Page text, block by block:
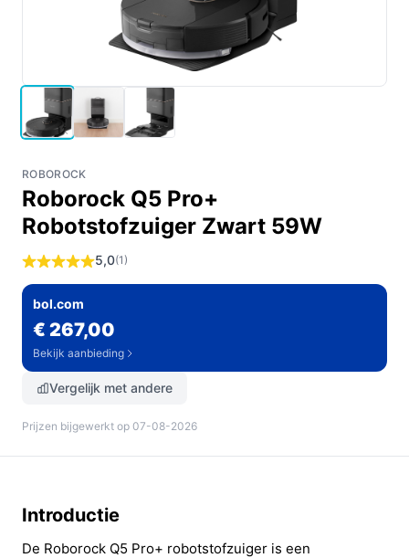
ROBOROCK
Roborock Q5 Pro+
Robotstofzuiger Zwart 59W
5,0(1)
bol.com
€ 267,00
Bekijk aanbieding
Vergelijk met andere
Prijzen bijgewerkt op 07-08-2026
Introductie
De Roborock Q5 Pro+ robotstofzuiger is een